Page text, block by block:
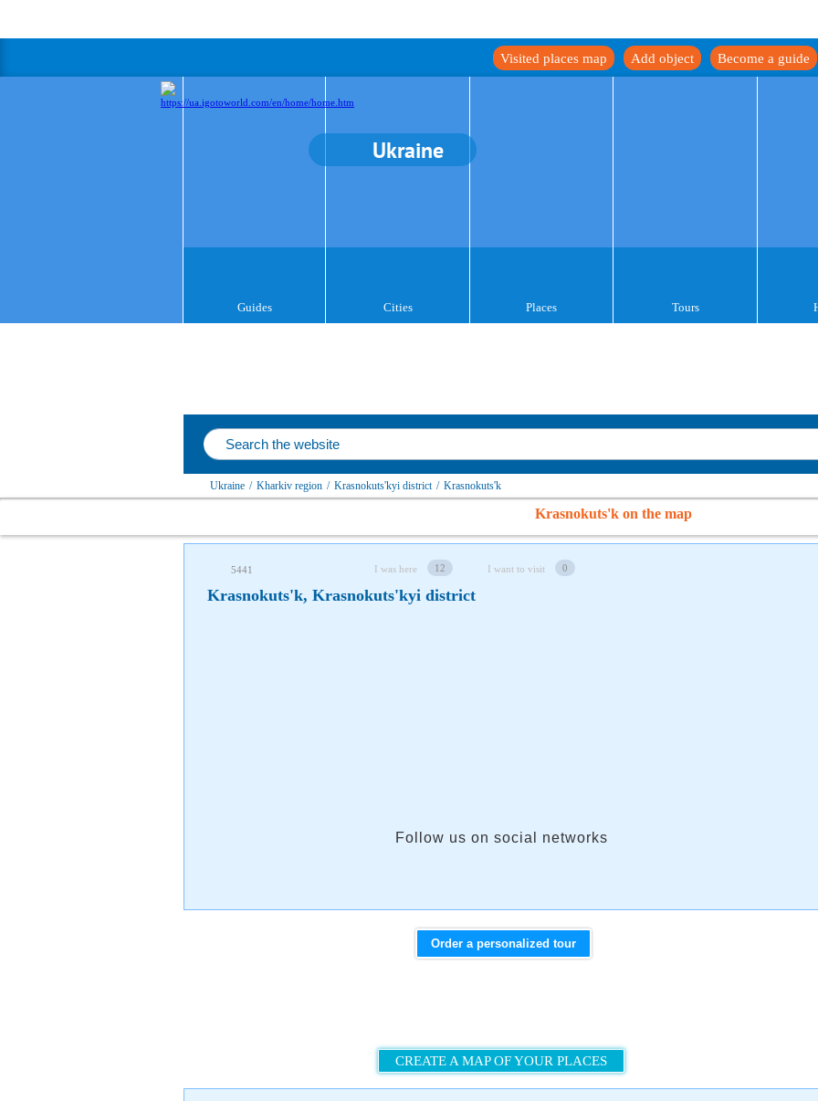
Become a guide
Add object
Visited places map
Ukraine
Guides Cities Places Tours
Ukraine / Kharkiv region / Krasnokuts'kyi district / Krasnokuts'k
Krasnokuts'k on the map
5441 I was here 12 I want to visit 0
Krasnokuts'k, Krasnokuts'kyi district
Follow us on social networks
Order a personalized tour
CREATE A MAP OF YOUR PLACES